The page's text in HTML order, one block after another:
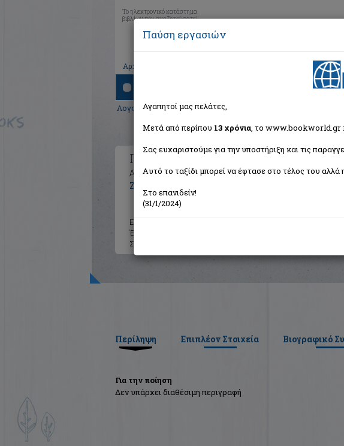
Το ηλεκτρονικό κατάστημα
βιβλίων που αναζητούσατε!
Αρχική
Λογοτεχνία> Για την ποίηση
Για την ποίηση
Απόψεις λογοτεχνών για την ποιητική δημιουργία
Ζώρας Γεράσιμος Γ.
Εκδότης:
Έτος:
Σελίδες:
Περίληψη Επιπλέον Στοιχεία Βιογραφικό
Για την ποίηση
Δεν υπάρχει διαθέσιμη περιγραφή
Παύση εργασιών
Αγαπητοί μας πελάτες,
Μετά από περίπου 13 χρόνια, το www.bookworld.gr
Σας ευχαριστούμε για την υποστήριξη και τις
Αυτό το ταξίδι μπορεί να έφτασε στο τέλος του αλλά
Στο επανιδείν!
(31/1/2024)